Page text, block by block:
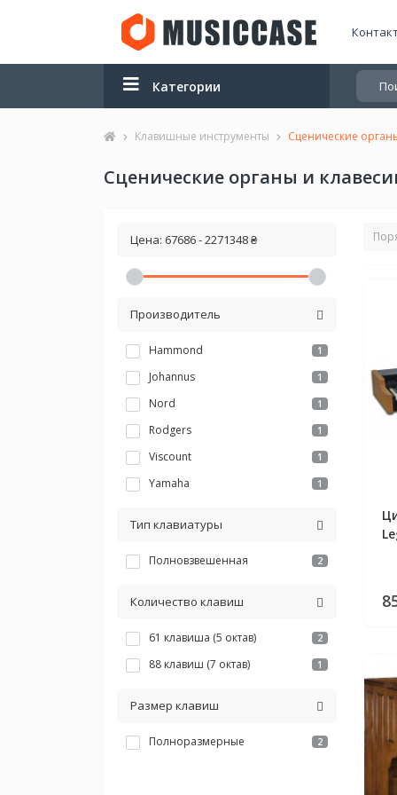
Категории
Клавишные инструменты Сценические
Сценические органы и
Цена: 67686-2271348₴
Производитель
Hammond 1
Johannus 1
Nord 1
Rodgers 1
Viscount 1
Yamaha 1
Тип клавиатуры
Полновзвешенная 2
Количество клавиш
61 клавиша (5 октав) 2
88 клавиш (7 октав) 1
Размер клавиш
Полноразмерные 2